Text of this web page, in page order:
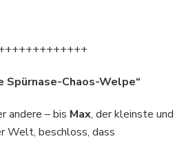
Spürnase-Chaos-Welpe“
andere – bis Max, der kleinste und
Welt, beschloss, dass